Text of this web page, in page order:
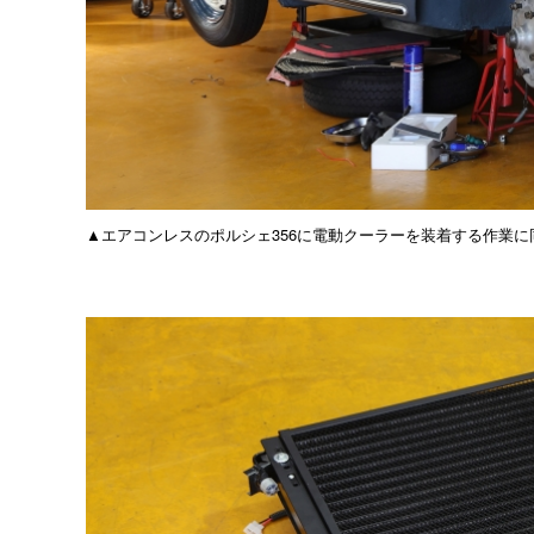
▲エアコンレスのポルシェ356に電動クーラーを装着する作業に